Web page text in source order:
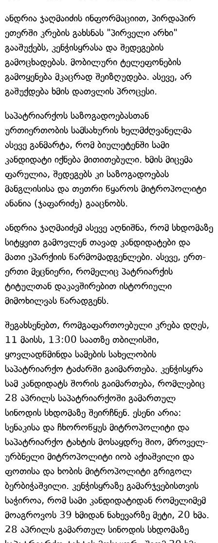
ანდრია ჯაღმაიძის ინფორმაციით, პირდაპირ
ეთერში კრების გახსნას "პირველი არხი"
გააშუქებს, კენჭისყრასა და შედეგების
გამოცხადებას. მობილური ტელეფონების
გამოყენება მკაცრად შეიზღუდება. ასევე, არ
გაშუქდება ხმის დათვლის პროცესი.
საპატრიარქოს საზოგადოებასთან
ურთიერთობის სამსახურის ხელმძღვანელმა
ასევე განმარტა, რომ ბიულეტენში სამი
კანდიდატი იქნება მითითებული. ხმის მიცემა
ფარულია, შედეგებს კი საზოგადოებას
მანგლისისა და თეთრი წყაროს მიტროპოლიტი
ანანია (ჯაფარიძე) გააცნობს.
ანდრია ჯაღმაიძემ ასევე აღნიშნა, რომ სხდომაზე
სიტყვით გამოვლენ თავად კანდიდატები და
მათი ეპარქიის წარმომადგენლები. ასევე, ერთ-
ერთი მეცნიერი, რომელიც პატრიარქის
ტიტულთან დაკავშირებით ისტორიული
მიმოხილვას წარადგენს.
შეგახსენებთ, რომგაფართოებული კრება დღეს,
11 მაისს, 13:00 საათზე თბილისში,
ყოვლადწმინდა სამების სახელობის
საპატრიარქო ტაძარში გაიმართება. კენჭისყრა
სამ კანდიდატს შორის გაიმართება, რომლებიც
28 აპრილს საპატრიარქოში გამართულ
სინოდის სხდომაზე შეირჩნენ. ესენი არია:
სენაკისა და ჩხოროწყუს მიტროპოლიტი და
საპატრიარქო ტახტის მოსაყდრე შიო, მროველ-
ურბნელი მიტროპოლიტი იობ აქიაშვილი და
ფოთისა და ხობის მიტროპოლიტი გრიგოლ
ბერბიჭაშვილი. კენჭისყრაზე გამარჯვებისთვის
საჭიროა, რომ სამი კანდიდატიდან რომელიმემ
მოაგროვოს 39 ხმიდან ნახევარზე მეტი, 20 ხმა.
28 აპრილს გამართულ სინოდის სხდომაზე